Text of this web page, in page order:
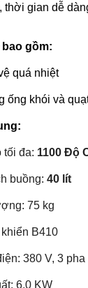
thời gian dễ
gồm:
quá nhiệt
ống khói và
tối đa: 1100 Độ
buồng: 40 lít
75 kg
B410
380 V, 3 pha
6,0 KW